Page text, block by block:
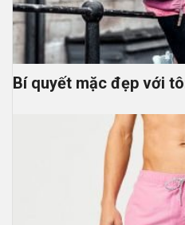
Bí quyết mặc đẹp với